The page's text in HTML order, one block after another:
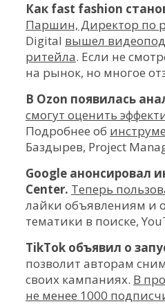
Как fast fashion
Паршин, Директор по
Digital вышел
ритейла. Если не
на рынок, но многое
В Ozon появилась
смогут оценить
Подробнее об
Баздырев, Project
Google анонсировал
Center. Теперь
лайки объявлениям и
тематики в поиске,
TikTok объявил о
позволит авторам
своих кампаниях. В
не менее 1000